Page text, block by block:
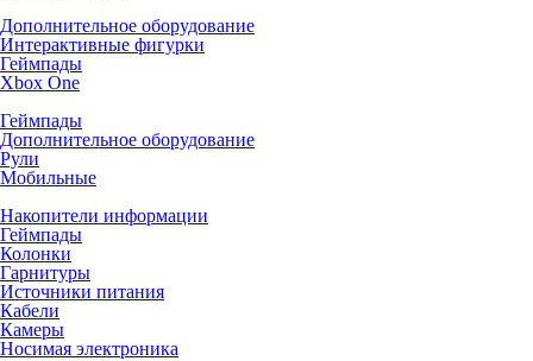
Дополнительное оборудование
Интерактивные фигурки
Геймпады
Xbox One
Геймпады
Дополнительное оборудование
Рули
Мобильные
Накопители информации
Геймпады
Колонки
Гарнитуры
Источники питания
Кабели
Камеры
Носимая электроника